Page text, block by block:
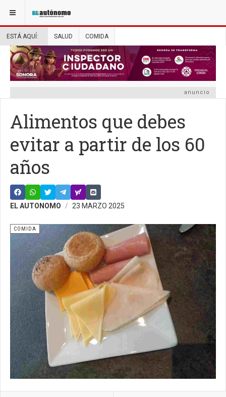
ESTÁ AQUÍ: SALUD COMIDA
anuncio
Alimentos que debes
evitar a partir de los 60
años
EL AUTONOMO 23 MARZO 2025
COMIDA